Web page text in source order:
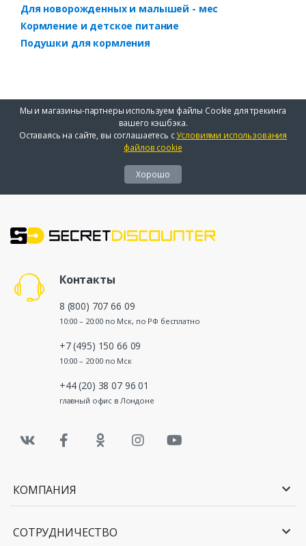
Для новорожденных и малышей - мес
Кормление и детское питание
Подушки для кормления
Мы и магазины-партнеры используем файлы Cookie для трекинга
вашего кэшбэка.
Оставаясь на сайте, вы соглашаетесь сУсловиями использования
файлов cookie
Хорошо
Контакты
8 (800) 707 66 09
10:00 – 20:00 по Мск, по РФ бесплатно
+7 (495) 150 66 09
10:00 – 20:00 по Мск
+44 (20) 38 07 96 01
главный офис в Лондоне
КОМПАНИЯ
СОТРУДНИЧЕСТВО